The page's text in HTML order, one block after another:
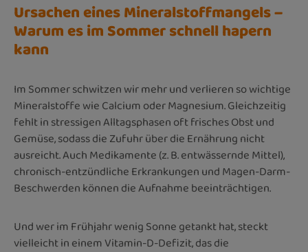
Ursachen eines Mineralstoffmangels –
Warum es im Sommer schnell hapern
kann
Im Sommer schwitzen wir mehr und verlieren so wichtige
Mineralstoffe wie Calcium oder Magnesium. Gleichzeitig
fehlt in stressigen Alltagsphasen oft frisches Obst und
Gemüse, sodass die Zufuhr über die Ernährung nicht
ausreicht. Auch Medikamente (z. B. entwässernde Mittel),
chronisch-entzündliche Erkrankungen und Magen-Darm-
Beschwerden können die Aufnahme beeinträchtigen.
Und wer im Frühjahr wenig Sonne getankt hat, steckt
vielleicht in einem Vitamin-D-Defizit, das die